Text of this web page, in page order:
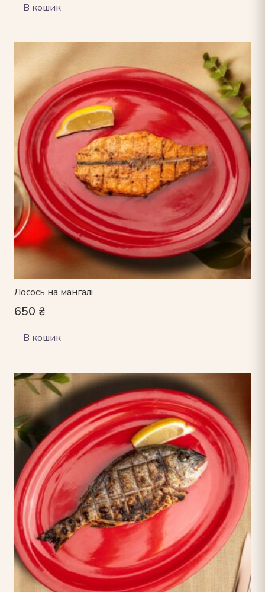
В кошик
Лосось на мангалі
650 ₴
В кошик